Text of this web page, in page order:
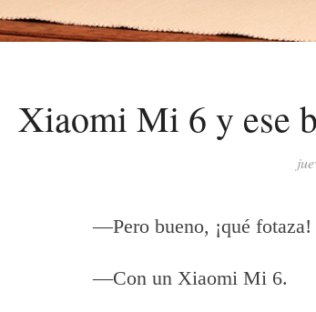
Xiaomi Mi 6 y ese
—Pero bueno, ¡qué
—Con un Xiaomi Mi 6.